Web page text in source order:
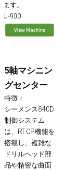
ます。
U-900
5軸マシニン
グセンター
特徴：
シーメンス840D
制御システム
は、RTCP機能を
搭載し、複雑な
ドリルヘッド部
品や精密な曲面